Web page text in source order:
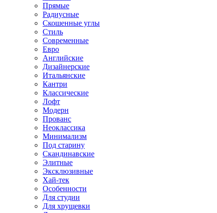
Прямые
Радиусные
Скошенные углы
Стиль
Современные
Евро
Английские
Дизайнерские
Итальянские
Кантри
Классические
Лофт
Модерн
Прованс
Неоклассика
Минимализм
Под старину
Скандинавские
Элитные
Эксклюзивные
Хай-тек
Особенности
Для студии
Для хрущевки